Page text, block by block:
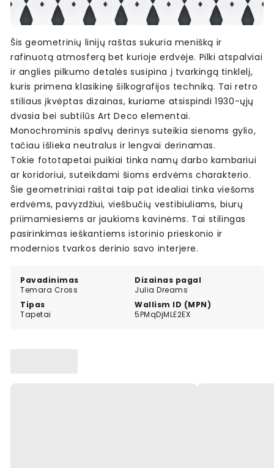
Pavadinimas
Temara Cross
Dizainas pagal
Julia Dreams
Tipas
Tapetai
Wallism ID (MPN)
5PMqDjMLE2EX
Šis geometrinių linijų raštas sukuria menišką ir
rafinuotą atmosferą bet kurioje erdvėje. Pilki atspalviai
ir anglies pilkumo detalės susipina į tvarkingą tinklelį,
kuris primena klasikinę šilkografijos techniką. Tai retro
stiliaus įkvėptas dizainas, kuriame atsispindi 1930-ųjų
dvasia bei subtilūs Art Deco elementai.
Monochrominis spalvų derinys suteikia sienoms gylio,
tačiau išlieka neutralus ir lengvai derinamas.
Tokie fototapetai puikiai tinka namų darbo kambariui
ar koridoriui, suteikdami šioms erdvėms charakterio.
Šie geometriniai raštai taip pat idealiai tinka viešoms
erdvėms, pavyzdžiui, viešbučių vestibiuliams, biurų
priimamiesiems ar jaukioms kavinėms. Tai stilingas
pasirinkimas ieškantiems istorinio prieskonio ir
modernios tvarkos derinio savo interjere.